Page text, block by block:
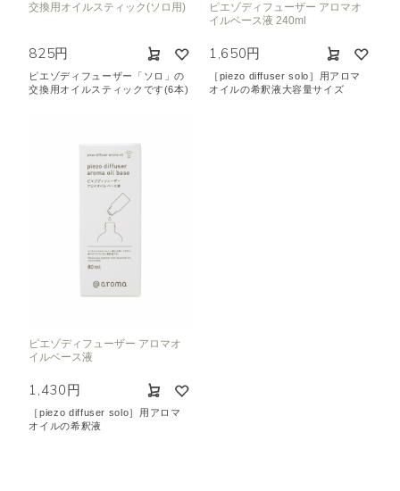
交換用オイルスティック(ソロ用)
825円
ピエゾディフューザー「ソロ」の
交換用オイルスティックです(6本)
ピエゾディフューザー アロマオ
イルベース液 240ml
1,650円
［piezo diffuser solo］用アロマ
オイルの希釈液大容量サイズ
ピエゾディフューザー アロマオ
イルベース液
1,430円
［piezo diffuser solo］用アロマ
オイルの希釈液